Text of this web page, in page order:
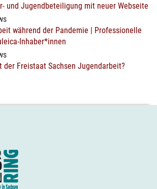
und Jugendbeteiligung mit neuer Webseite
während der Pandemie | Professionelle
Inhaber*innen
der Freistaat Sachsen Jugendarbeit?